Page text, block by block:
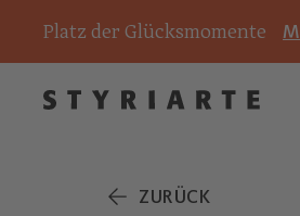
Platz der Glücksmomente
ZURÜCK